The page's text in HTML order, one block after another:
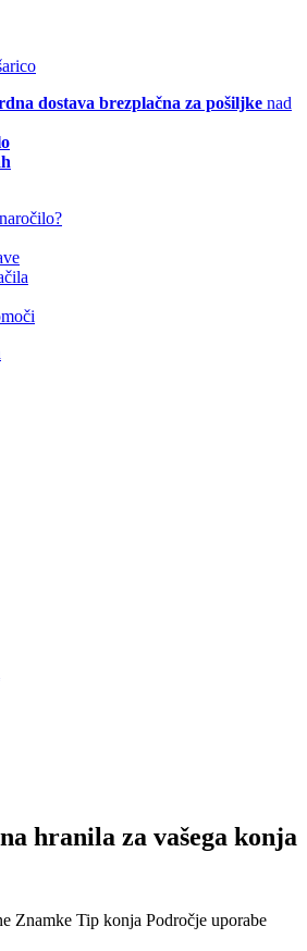
dostava brezplačna za pošiljke nad
hranila za vašega konja
Znamke Tip konja Področje uporabe